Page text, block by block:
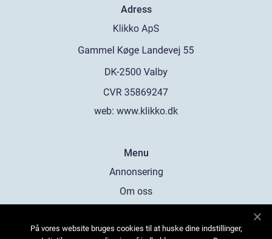
Adress
web: www.klikko.dk
Menu
Annonsering
Om oss
Kontakta oss
På vores website bruges cookies til at huske dine indstillinger,